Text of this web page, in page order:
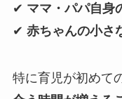
✔ ママ・パパ自身
✔ 赤ちゃんの小さ
特に育児が初めて